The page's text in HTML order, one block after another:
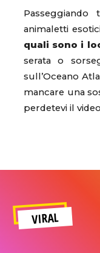
Passeggiando
animaletti
quali sono i
serata o
sull’Oceano
mancare una
perdetevi il
VIRAL